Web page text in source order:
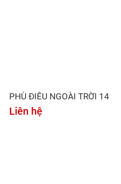
PHÙ ĐIÊU NGOÀI TRỜI 14
Liên hệ